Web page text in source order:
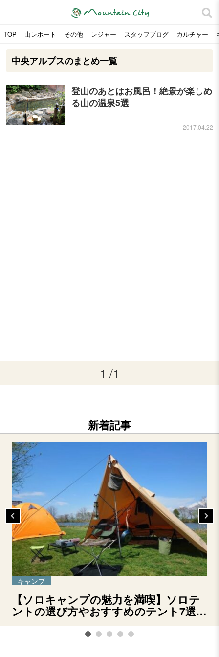
TOP 山レポート その他 レジャー スタッフブログ カルチャー
中央アルプスのまとめ一覧
登山のあとはお風呂！絶景が楽しめ
る山の温泉5選
2017.04.22
1 /1
新着記事
キャンプ
【ソロキャンプの魅力を満喫】ソロテ
ントの選び方やおすすめのテント7選を